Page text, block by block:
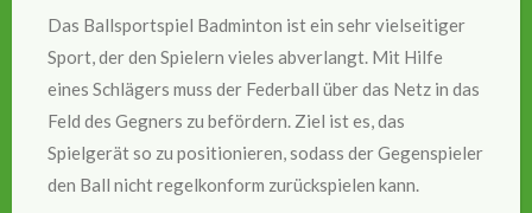
Das Ballsportspiel Badminton ist ein sehr vielseitiger
Sport, der den Spielern vieles abverlangt. Mit Hilfe
eines Schlägers muss der Federball über das Netz in das
Feld des Gegners zu befördern. Ziel ist es, das
Spielgerät so zu positionieren, sodass der Gegenspieler
den Ball nicht regelkonform zurückspielen kann.